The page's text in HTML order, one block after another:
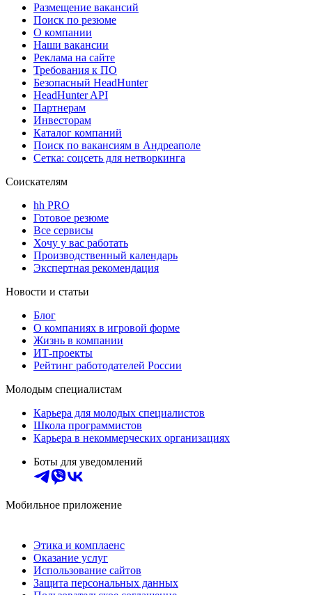
Размещение вакансий
Поиск по резюме
О компании
Наши вакансии
Реклама на сайте
Требования к ПО
Безопасный HeadHunter
HeadHunter API
Партнерам
Инвесторам
Каталог компаний
Поиск по вакансиям в Андреаполе
Сетка: соцсеть для нетворкинга
Соискателям
hh PRO
Готовое резюме
Все сервисы
Хочу у вас работать
Производственный календарь
Экспертная рекомендация
Новости и статьи
Блог
О компаниях в игровой форме
Жизнь в компании
ИТ-проекты
Рейтинг работодателей России
Молодым специалистам
Карьера для молодых специалистов
Школа программистов
Карьера в некоммерческих организациях
Боты для уведомлений
Мобильное приложение
Этика и комплаенс
Оказание услуг
Использование сайтов
Защита персональных данных